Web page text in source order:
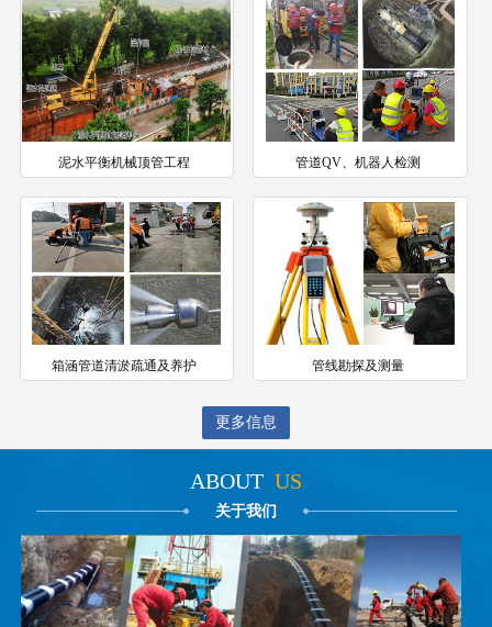
泥水平衡机械顶管工程 管道QV、机器人检测
箱涵管道清淤疏通及养护 管线勘探及测量
更多信息
ABOUT US
关于我们